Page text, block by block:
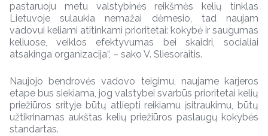
pastaruoju metu valstybinės reikšmės kelių tinklas
Lietuvoje sulaukia nemažai dėmesio, tad naujam
vadovui keliami atitinkami prioritetai: kokybė ir saugumas
keliuose, veiklos efektyvumas bei skaidri, socialiai
atsakinga organizacija“, – sako V. Sliesoraitis.
Naujojo bendrovės vadovo teigimu, naujame karjeros
etape bus siekiama, jog valstybei svarbūs prioritetai kelių
priežiūros srityje būtų atliepti reikiamu įsitraukimu, būtų
užtikrinamas aukštas kelių priežiūros paslaugų kokybės
standartas.